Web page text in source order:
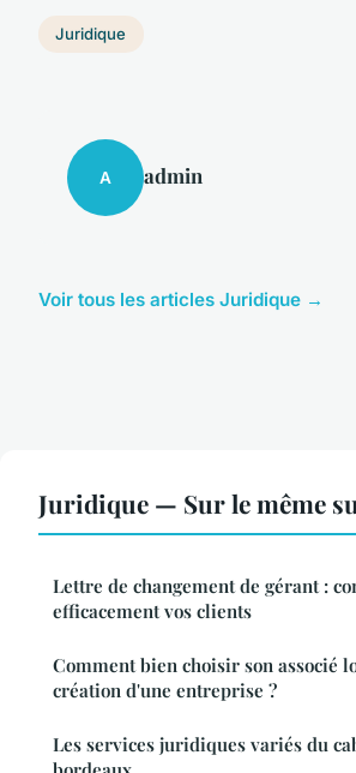
Juridique
A admin
Voir tous les articles Juridique →
Juridique — Sur le même
Lettre de changement de gérant :
efficacement vos clients
Comment bien choisir son associé
création d'une entreprise ?
Les services juridiques variés du